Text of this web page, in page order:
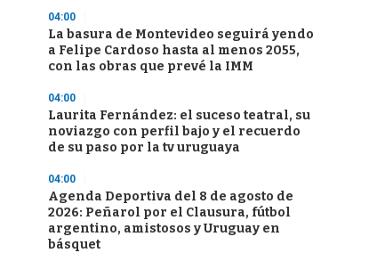
04:00
La basura de Montevideo seguirá yendo
a Felipe Cardoso hasta al menos 2055,
con las obras que prevé la IMM
04:00
Laurita Fernández: el suceso teatral, su
noviazgo con perfil bajo y el recuerdo
de su paso por la tv uruguaya
04:00
Agenda Deportiva del 8 de agosto de
2026: Peñarol por el Clausura, fútbol
argentino, amistosos y Uruguay en
básquet